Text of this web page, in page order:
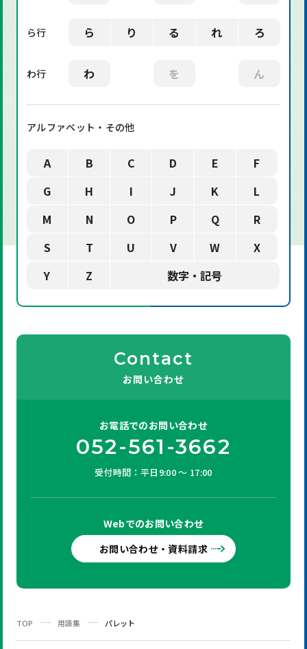
ら行 ら り る れ ろ
わ行 わ を ん
アルファベット・その他
A B C D E
F
G
H I J K
L
M
N O P Q
R
S
T U V W
X
Y
Z 数字・記号
Contact
お問い合わせ
お電話でのお問い合わせ
052-561-3662
受付時間：平日9:00 ～ 17:00
Webでのお問い合わせ
お問い合わせ・資料請求
TOP 用語集 パレット